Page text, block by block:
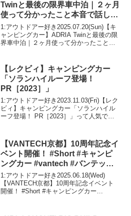
Twinと最後の限界車中泊｜２ヶ月
使って分かったこと本音で話しま
す（海辺編）
1:アウトドアー好き2025.07.20(Sun)【キ
ャンピングカー】ADRIA Twinと最後の限
界車中泊｜２ヶ月使って分かったこと本
アー好き2025.07.20(...
【レクビィ】キャンピングカー
「ソランハイルーフ登場！
PR［2023］」
1:アウトドアー好き2023.11.03(Fri)【レク
ビィ】キャンピングカー「ソランハイル
ーフ登場！ PR［2023］」って人気で話
です！3:アウ...
【VANTECH京都】10周年記念イ
ベント開催！ #Short #キャンピ
ングカー #vantech #バンテック
京都 #10周年
1:アウトドアー好き2025.06.18(Wed)
【VANTECH京都】10周年記念イベント
開催！ #Short #キャンピングカー